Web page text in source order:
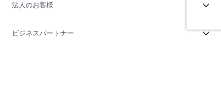
法人のお客様
ビジネスパートナー